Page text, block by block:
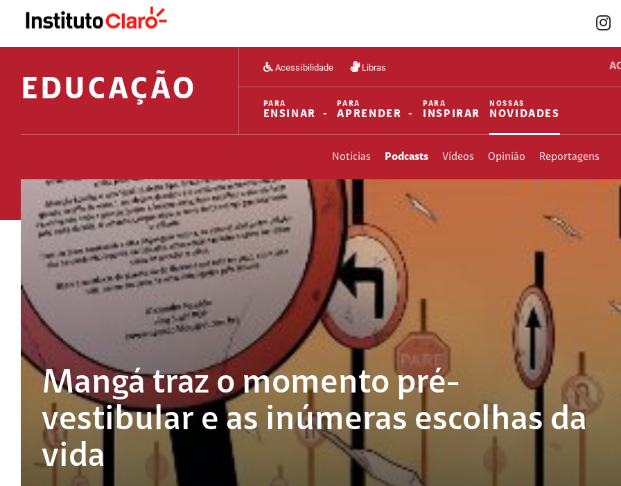
EDUCAÇÃO
Acessibilidade Libras
PARA
ENSINAR
PARA
APRENDER
PARA
INSPIRAR
NOSSAS
NOVIDADES
Notícias Podcasts Vídeos Opinião Reportagens
Mangá traz o momento pré-
vestibular e as inúmeras escolhas da
vida